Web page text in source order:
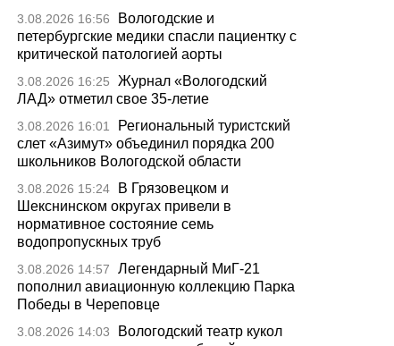
3.08.2026 16:56
Вологодские и
петербургские медики спасли пациентку с
критической патологией аорты
3.08.2026 16:25
Журнал «Вологодский
ЛАД» отметил свое 35-летие
3.08.2026 16:01
Региональный туристский
слет «Азимут» объединил порядка 200
школьников Вологодской области
3.08.2026 15:24
В Грязовецком и
Шекснинском округах привели в
нормативное состояние семь
водопропускных труб
3.08.2026 14:57
Легендарный МиГ-21
пополнил авиационную коллекцию Парка
Победы в Череповце
3.08.2026 14:03
Вологодский театр кукол